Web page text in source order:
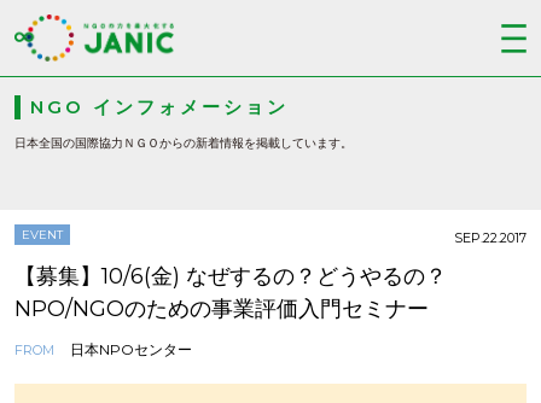
NGO インフォメーション
日本全国の国際協力ＮＧＯからの新着情報を掲載しています。
EVENT
【募集】10/6(金) なぜするの？どうやるの？
NPO/NGOのための事業評価入門セミナー
FROM 日本NPOセンター
SEP.22.2017